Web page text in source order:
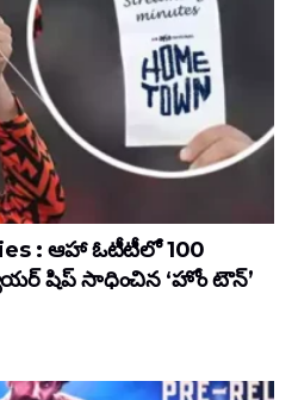
: ఆహా ఓటీటీలో 100
షిప్ సాధించిన ‘హోం టౌన్’